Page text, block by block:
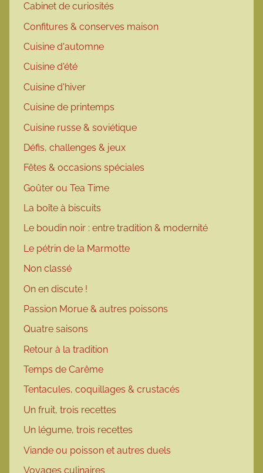
Cabinet de curiosités
Confitures & conserves maison
Cuisine d'automne
Cuisine d'été
Cuisine d'hiver
Cuisine de printemps
Cuisine russe & soviétique
Défis, challenges & jeux
Fêtes & occasions spéciales
Goûter ou Tea Time
La boîte à biscuits
Le boudin noir : entre tradition & modernité
Le pétrin de la Marmotte
Non classé
On en discute !
Passion Morue & autres poissons
Quatre saisons
Retour à la tradition
Temps de Carême
Tentacules, coquillages & crustacés
Un fruit, trois recettes
Un légume, trois recettes
Viande ou poisson et autres duels
Voyages culinaires